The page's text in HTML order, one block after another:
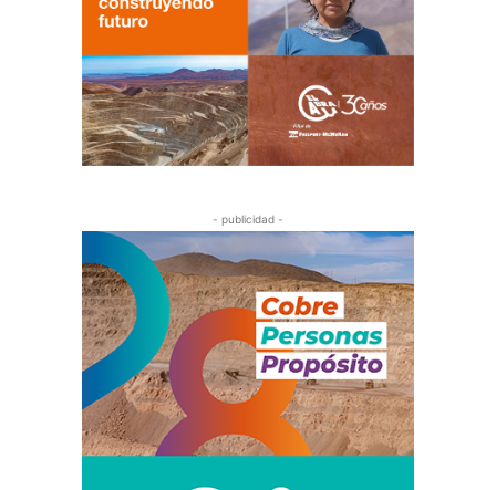
- publicidad -